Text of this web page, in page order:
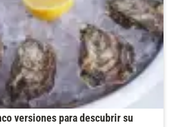
versiones para descubrir su